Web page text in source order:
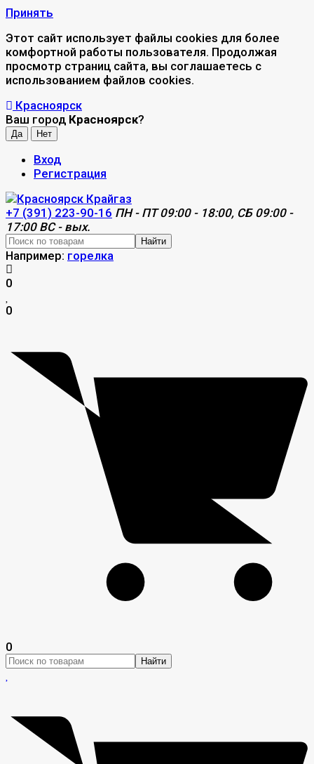
Принять
Этот сайт использует файлы cookies для более
комфортной работы пользователя. Продолжая
просмотр страниц сайта, вы соглашаетесь с
использованием файлов cookies.
Красноярск
Ваш город Красноярск?
Вход
Регистрация
+7 (391) 223-90-16 ПН - ПТ 09:00 - 18:00, СБ 09:00 -
17:00 ВС - вых.
Найти
Например: горелка
0
0
0
Найти